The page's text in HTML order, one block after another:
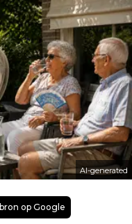
AI-generated
op Google